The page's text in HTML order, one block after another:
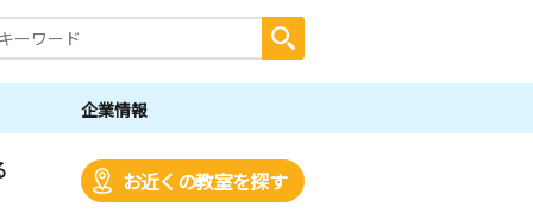
企業情報
お近くの教室を探す